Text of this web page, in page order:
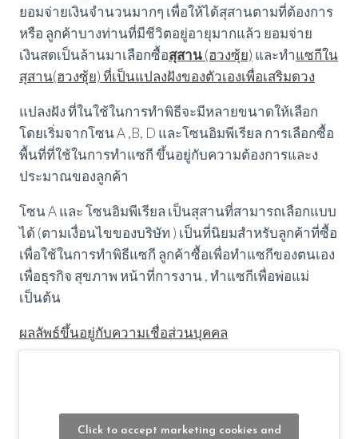
ยอมจ่ายเงินจำนวนมากๆ เพื่อให้ได้สุสานตามที่ต้องการ
หรือ ลูกค้าบางท่านที่มีชีวิตอยู่อายุมากแล้ว ยอมจ่าย
เงินสดเป็นล้านมาเลือกซื้อสุสาน(ฮวงซุ้ย) และทำแซกีใน
สุสาน(ฮวงซุ้ย) ที่เป็นแปลงฝังของตัวเองเพื่อเสริมดวง
แปลงฝัง ที่ในใช้ในการทำพิธีจะมีหลายขนาดให้เลือก
โดยเริ่มจากโซน A ,B, D และโซนอิมพีเรียล การเลือกซื้อ
พื้นที่ที่ใช้ในการทำแซกี ขึ้นอยู่กับความต้องการและง
ประมาณของลูกค้า
โซน A และ โซนอิมพีเรียล เป็นสุสานที่สามารถเลือกแบบ
ได้ (ตามเงื่อนไขของบริษัท ) เป็นที่นิยมสำหรับลูกค้าที่ซื้อ
เพื่อใช้ในการทำพิธีแซกี ลูกค้าซื้อเพื่อทำแซกีของตนเอง
เพื่อธุรกิจ สุขภาพ หน้าที่การงาน , ทำแซกีเพื่อพ่อแม่
เป็นต้น
ผลลัพธ์ขึ้นอยู่กับความเชื่อส่วนบุคคล
Click to accept marketing cookies and